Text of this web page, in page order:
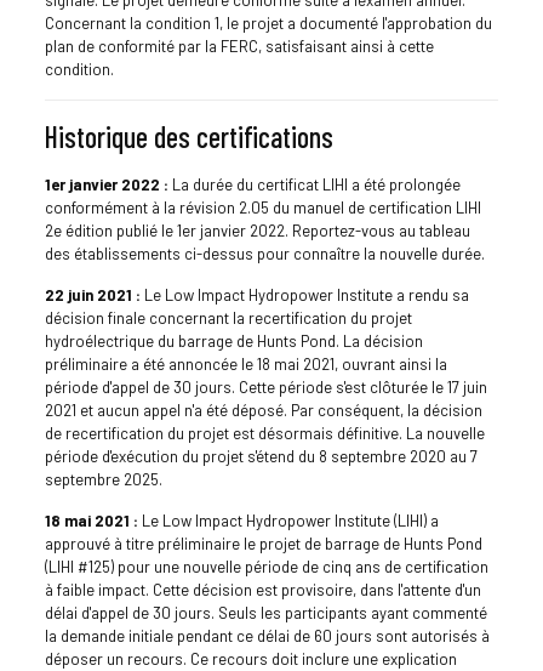
Concernant la condition 1, le projet a documenté l'approbation du
plan de conformité par la FERC, satisfaisant ainsi à cette
condition.
Historique des certifications
1er janvier 2022 : La durée du certificat LIHI a été prolongée
conformément à la révision 2.05 du manuel de certification LIHI
2e édition publié le 1er janvier 2022. Reportez-vous au tableau
des établissements ci-dessus pour connaître la nouvelle durée.
22 juin 2021 : Le Low Impact Hydropower Institute a rendu sa
décision finale concernant la recertification du projet
hydroélectrique du barrage de Hunts Pond. La décision
préliminaire a été annoncée le 18 mai 2021, ouvrant ainsi la
période d'appel de 30 jours. Cette période s'est clôturée le 17 juin
2021 et aucun appel n'a été déposé. Par conséquent, la décision
de recertification du projet est désormais définitive. La nouvelle
période d'exécution du projet s'étend du 8 septembre 2020 au 7
septembre 2025.
18 mai 2021 : Le Low Impact Hydropower Institute (LIHI) a
approuvé à titre préliminaire le projet de barrage de Hunts Pond
(LIHI #125) pour une nouvelle période de cinq ans de certification
à faible impact. Cette décision est provisoire, dans l'attente d'un
délai d'appel de 30 jours. Seuls les participants ayant commenté
la demande initiale pendant ce délai de 60 jours sont autorisés à
déposer un recours. Ce recours doit inclure une explication